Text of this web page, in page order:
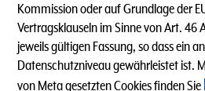
Kommission oder auf Grundlage der
Vertragsklauseln im Sinne von Art. 46
jeweils gültigen Fassung, so dass ein
Datenschutzniveau gewährleistet ist.
von Meta gesetzten Cookies finden Sie